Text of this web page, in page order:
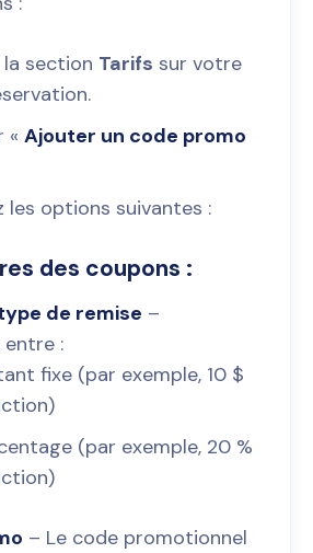
section Tarifs sur votre
« Ajouter un code promo
les options suivantes :
des coupons :
de remise –
entre :
fixe (par exemple, 10 $
(par exemple, 20 %
– Le code promotionnel